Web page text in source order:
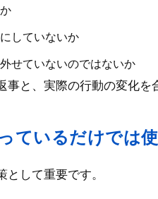
していないか
せていないのではないか
事と、実際の行動の変化
ているだけでは
して重要です。